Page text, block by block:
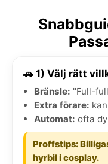
🚗 1) Välj rätt
Bränsle: "Full-
Extra förare:
Automat: ofta
Proffstips:
hyrbil i cosplay.